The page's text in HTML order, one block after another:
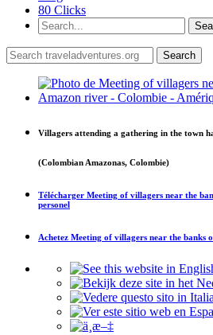
80 Clicks
Villagers attending a gathering in the town
(Colombian Amazonas, Colombie)
Télécharger Meeting of villagers near the
personel
Achetez Meeting of villagers near the banks